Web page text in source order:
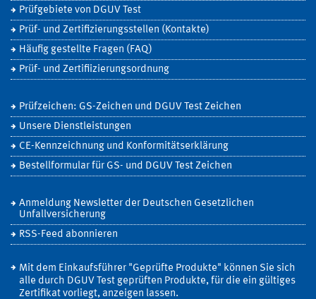
Prüfgebiete von DGUV Test
Prüf- und Zertifizierungsstellen (Kontakte)
Häufig gestellte Fragen (FAQ)
Prüf- und Zertifiizierungsordnung
Prüfzeichen: GS-Zeichen und DGUV Test Zeichen
Unsere Dienstleistungen
CE-Kennzeichnung und Konformitätserklärung
Bestellformular für GS- und DGUV Test Zeichen
Anmeldung Newsletter der Deutschen Gesetzlichen
Unfallversicherung
RSS-Feed abonnieren
Mit dem Einkaufsführer "Geprüfte Produkte" können Sie sich
alle durch DGUV Test geprüften Produkte, für die ein gültiges
Zertifikat vorliegt, anzeigen lassen.